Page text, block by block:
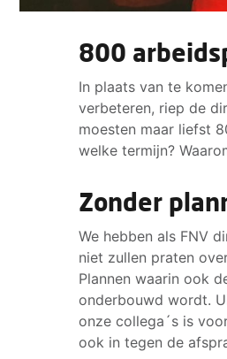
800
In plaats van te
verbeteren, riep de
moesten maar liefst
welke termijn?
Zonder
We hebben als FNV
niet zullen praten
Plannen waarin ook
onderbouwd wordt.
onze collega´s is
ook in tegen de